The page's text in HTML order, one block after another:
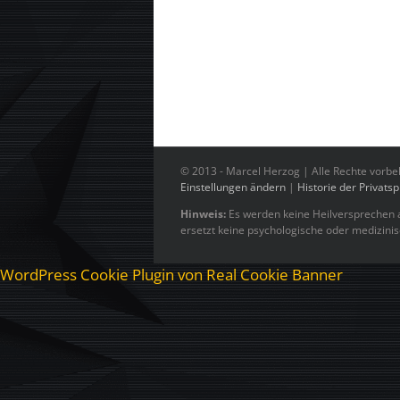
© 2013 - Marcel Herzog | Alle Rechte
Einstellungen ändern | Historie der
Hinweis: Es werden keine
ersetzt keine psychologische oder
WordPress Cookie Plugin von Real Cookie Banner